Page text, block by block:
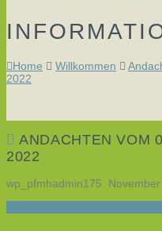
Home Willkommen
2022
ANDACHTEN VOM
2022
wp_pfmhadmin175.